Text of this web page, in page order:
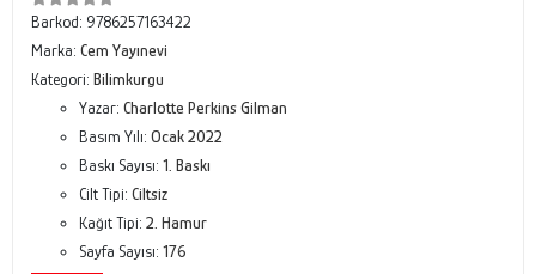
Barkod: 9786257163422
Marka: Cem Yayınevi
Kategori: Bilimkurgu
Yazar: Charlotte Perkins Gilman
Basım Yılı: Ocak 2022
Baskı Sayısı: 1. Baskı
Cilt Tipi: Ciltsiz
Kağıt Tipi: 2. Hamur
Sayfa Sayısı: 176